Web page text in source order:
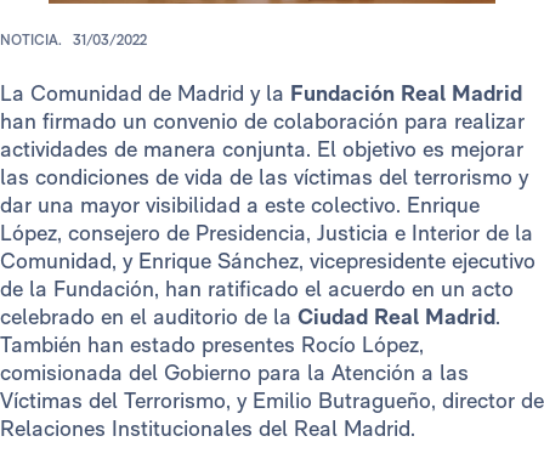
NOTICIA. 31/03/2022
La Comunidad de Madrid y la Fundación Real Madrid
han firmado un convenio de colaboración para realizar
actividades de manera conjunta. El objetivo es mejorar
las condiciones de vida de las víctimas del terrorismo y
dar una mayor visibilidad a este colectivo. Enrique
López, consejero de Presidencia, Justicia e Interior de la
Comunidad, y Enrique Sánchez, vicepresidente ejecutivo
de la Fundación, han ratificado el acuerdo en un acto
celebrado en el auditorio de la Ciudad Real Madrid.
También han estado presentes Rocío López,
comisionada del Gobierno para la Atención a las
Víctimas del Terrorismo, y Emilio Butragueño, director de
Relaciones Institucionales del Real Madrid.